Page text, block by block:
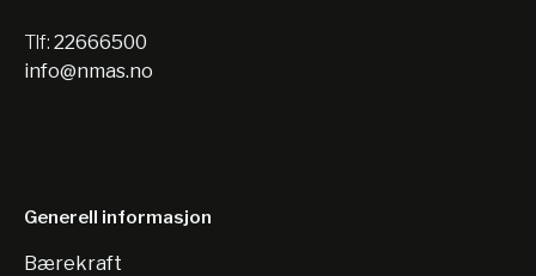
Tlf: 22666500
info@nmas.no
Generell informasjon
Bærekraft